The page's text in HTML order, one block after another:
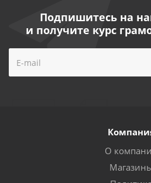
Подпишитесь на
и получите курс
О